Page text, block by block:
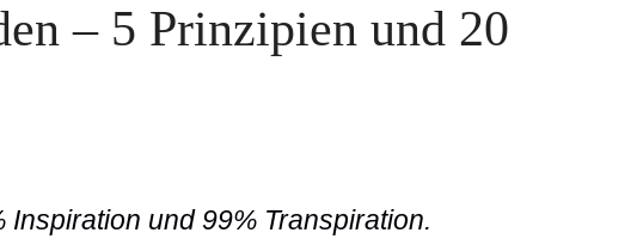
– 5 Prinzipien und 20
Inspiration und 99% Transpiration.